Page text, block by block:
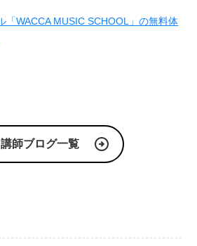
「WACCA MUSIC SCHOOL」の無料体
講師ブログ一覧